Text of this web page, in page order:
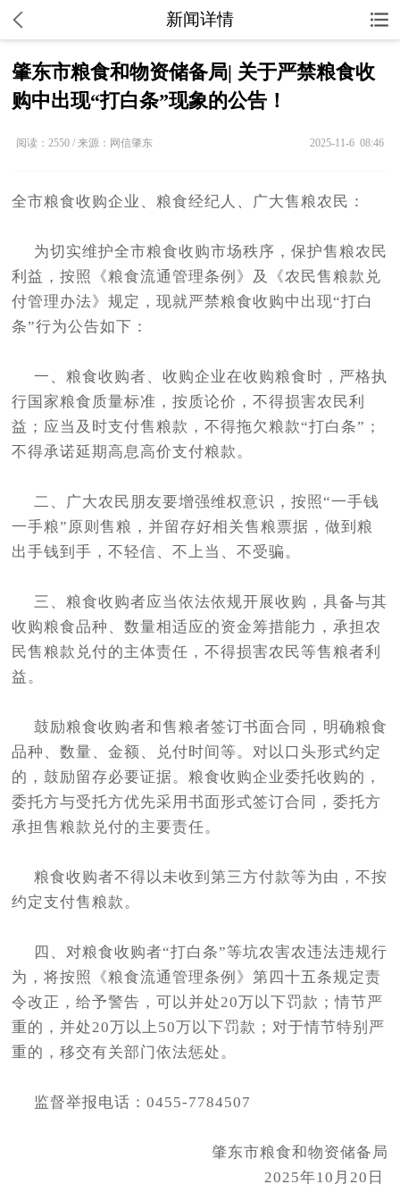
新闻详情
肇东市粮食和物资储备局| 关于严禁粮食收
购中出现“打白条”现象的公告！
阅读：2550 / 来源：网信肇东 2025-11-6 08:46
全市粮食收购企业、粮食经纪人、广大售粮农民：
为切实维护全市粮食收购市场秩序，保护售粮农民
利益，按照《粮食流通管理条例》及《农民售粮款兑
付管理办法》规定，现就严禁粮食收购中出现“打白
条”行为公告如下：
一、粮食收购者、收购企业在收购粮食时，严格执
行国家粮食质量标准，按质论价，不得损害农民利
益；应当及时支付售粮款，不得拖欠粮款“打白条”；
不得承诺延期高息高价支付粮款。
二、广大农民朋友要增强维权意识，按照“一手钱
一手粮”原则售粮，并留存好相关售粮票据，做到粮
出手钱到手，不轻信、不上当、不受骗。
三、粮食收购者应当依法依规开展收购，具备与其
收购粮食品种、数量相适应的资金筹措能力，承担农
民售粮款兑付的主体责任，不得损害农民等售粮者利
益。
鼓励粮食收购者和售粮者签订书面合同，明确粮食
品种、数量、金额、兑付时间等。对以口头形式约定
的，鼓励留存必要证据。粮食收购企业委托收购的，
委托方与受托方优先采用书面形式签订合同，委托方
承担售粮款兑付的主要责任。
粮食收购者不得以未收到第三方付款等为由，不按
约定支付售粮款。
四、对粮食收购者“打白条”等坑农害农违法违规行
为，将按照《粮食流通管理条例》第四十五条规定责
令改正，给予警告，可以并处20万以下罚款；情节严
重的，并处20万以上50万以下罚款；对于情节特别严
重的，移交有关部门依法惩处。
监督举报电话：0455-7784507
肇东市粮食和物资储备局
2025年10月20日